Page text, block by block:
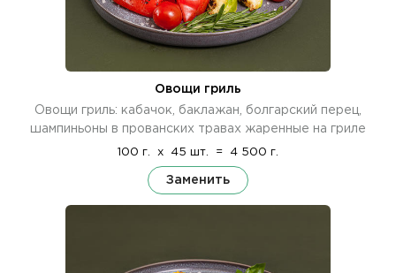
Овощи гриль
Овощи гриль: кабачок, баклажан, болгарский перец,
шампиньоны в прованских травах жаренные на гриле
100 г. x 45 шт. = 4 500 г.
Заменить